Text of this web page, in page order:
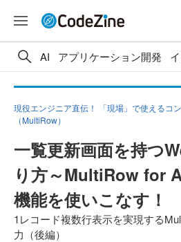
AI アプリケーション開発
現役エンジニア直伝！ 「現場」で使えるコ
（MultiRow）
一覧更新画面を持つ
り方～MultiRow for
機能を使いこなす！
1レコード複数行表示を実現する
力（後編）